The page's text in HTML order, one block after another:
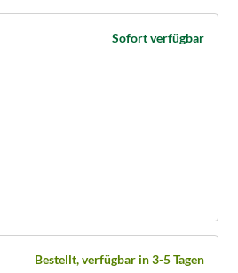
Sofort verfügbar
Bestellt, verfügbar in 3-5 Tagen